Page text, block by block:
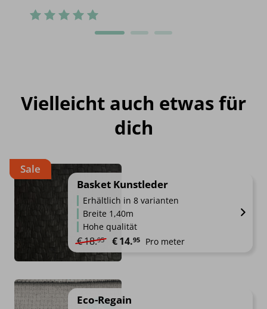
Vielleicht auch etwas für
dich
Sale
Basket Kunstleder
Erhältlich in 8 varianten
Breite 1,40m
Hohe qualität
€18.95 Ursprünglicher Preis war: €18.95
€14.95 Aktueller Preis ist: €14.95.
Pro meter
Eco-Regain